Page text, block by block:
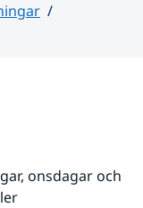
onsdagar och